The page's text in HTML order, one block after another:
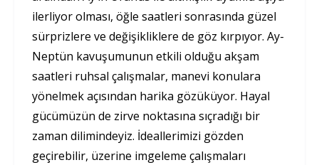
ilerliyor olması, öğle saatleri sonrasında güzel
sürprizlere ve değişikliklere de göz kırpıyor. Ay-
Neptün kavuşumunun etkili olduğu akşam
saatleri ruhsal çalışmalar, manevi konulara
yönelmek açısından harika gözüküyor. Hayal
gücümüzün de zirve noktasına sıçradığı bir
zaman dilimindeyiz. İdeallerimizi gözden
geçirebilir, üzerine imgeleme çalışmaları